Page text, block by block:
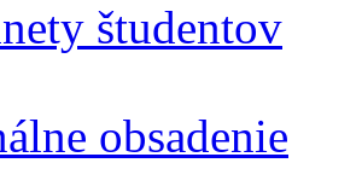
študentov
obsadenie